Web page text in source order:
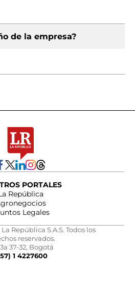
de la empresa?
PORTALES
República
Legales
República S.A.S. Todos los
reservados.
37-32, Bogotá
1 4227600